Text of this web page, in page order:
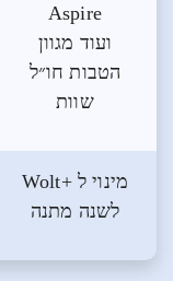
Aspire
ועוד מגוון
הטבות חו״ל
שוות
מינוי ל +Wolt
לשנה מתנה